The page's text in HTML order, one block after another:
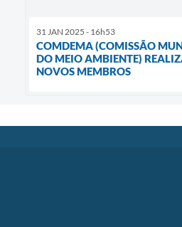
31 JAN 2025 - 16h53
COMDEMA (COMISSÃO
DO MEIO AMBIENTE)
NOVOS MEMBROS